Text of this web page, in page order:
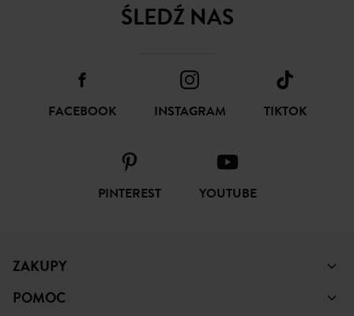
ŚLEDŹ NAS
FACEBOOK INSTAGRAM TIKTOK
PINTEREST YOUTUBE
ZAKUPY
POMOC